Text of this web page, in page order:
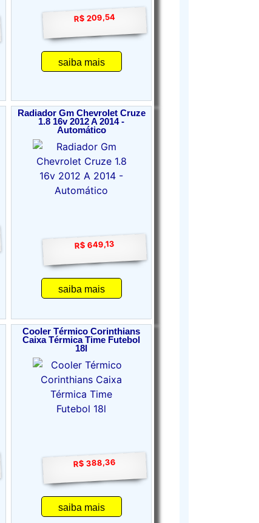
R$ 209,54
saiba mais
Radiador Gm Chevrolet Cruze
1.8 16v 2012 A 2014 -
Automático
R$ 649,13
saiba mais
Cooler Térmico Corinthians
Caixa Térmica Time Futebol
18l
R$ 388,36
saiba mais